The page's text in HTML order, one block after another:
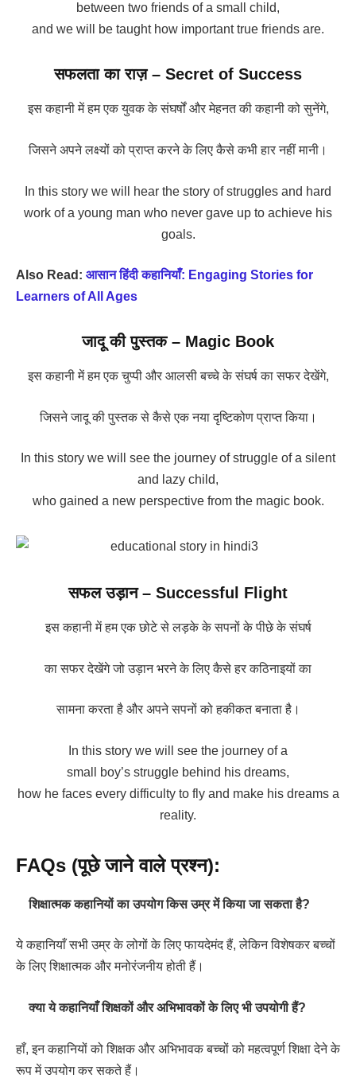
between two friends of a small child,
and we will be taught how important true friends are.
सफलता का राज़ – Secret of Success
इस कहानी में हम एक युवक के संघर्षों और मेहनत की कहानी को सुनेंगे,
जिसने अपने लक्ष्यों को प्राप्त करने के लिए कैसे कभी हार नहीं मानी।
In this story we will hear the story of struggles and hard
work of a young man who never gave up to achieve his
goals.
Also Read: आसान हिंदी कहानियाँ: Engaging Stories for
Learners of All Ages
जादू की पुस्तक – Magic Book
इस कहानी में हम एक चुप्पी और आलसी बच्चे के संघर्ष का सफर देखेंगे,
जिसने जादू की पुस्तक से कैसे एक नया दृष्टिकोण प्राप्त किया।
In this story we will see the journey of struggle of a silent
and lazy child,
who gained a new perspective from the magic book.
सफल उड़ान – Successful Flight
इस कहानी में हम एक छोटे से लड़के के सपनों के पीछे के संघर्ष
का सफर देखेंगे जो उड़ान भरने के लिए कैसे हर कठिनाइयों का
सामना करता है और अपने सपनों को हकीकत बनाता है।
In this story we will see the journey of a
small boy’s struggle behind his dreams,
how he faces every difficulty to fly and make his dreams a
reality.
FAQs (पूछे जाने वाले प्रश्न):
शिक्षात्मक कहानियों का उपयोग किस उम्र में किया जा सकता है?
ये कहानियाँ सभी उम्र के लोगों के लिए फायदेमंद हैं, लेकिन विशेषकर बच्चों
के लिए शिक्षात्मक और मनोरंजनीय होती हैं।
क्या ये कहानियाँ शिक्षकों और अभिभावकों के लिए भी उपयोगी हैं?
हाँ, इन कहानियों को शिक्षक और अभिभावक बच्चों को महत्वपूर्ण शिक्षा देने के
रूप में उपयोग कर सकते हैं।